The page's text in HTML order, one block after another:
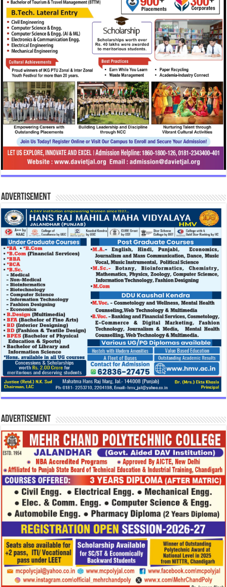
Advertisement
Advertisement